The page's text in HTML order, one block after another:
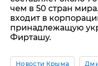
чем в 50 стран
входит в
принадлежащую
Фирташу.
Новости Крыма